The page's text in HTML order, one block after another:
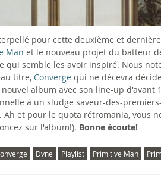
pour cette deuxième et
Man et le nouveau projet du batteur
qui semble les avoir inspiré. Nous
titre, Converge qui ne décevra
album avec son line-up d'avant
à un sludge saveur-des-
et pour le quota rétromania, vous
sur l'album!). Bonne écoute!
Dvne Playlist Primitive Man